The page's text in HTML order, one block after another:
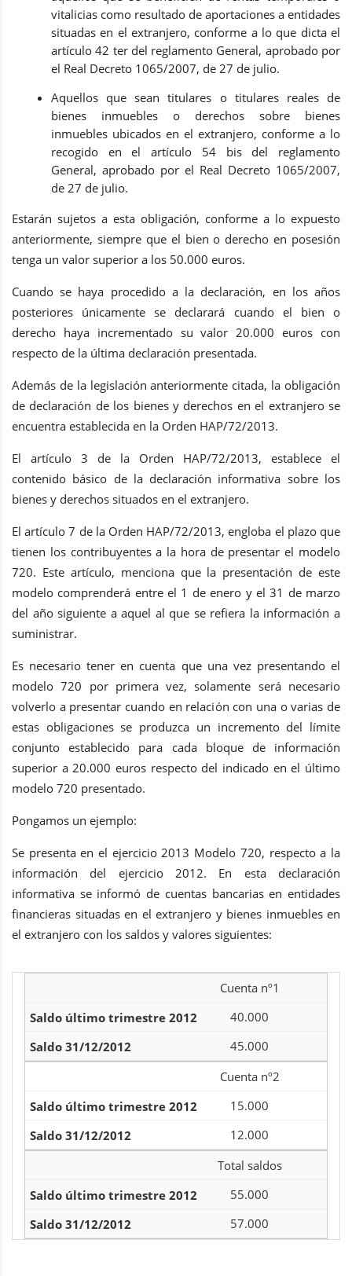
vitalicias como resultado de aportaciones a entidades
situadas en el extranjero, conforme a lo que dicta el
artículo 42 ter del reglamento General, aprobado por
el Real Decreto 1065/2007, de 27 de julio.
Aquellos que sean titulares o titulares reales de
bienes inmuebles o derechos sobre bienes
inmuebles ubicados en el extranjero, conforme a lo
recogido en el artículo 54 bis del reglamento
General, aprobado por el Real Decreto 1065/2007,
de 27 de julio.
Estarán sujetos a esta obligación, conforme a lo expuesto
anteriormente, siempre que el bien o derecho en posesión
tenga un valor superior a los 50.000 euros.
Cuando se haya procedido a la declaración, en los años
posteriores únicamente se declarará cuando el bien o
derecho haya incrementado su valor 20.000 euros con
respecto de la última declaración presentada.
Además de la legislación anteriormente citada, la obligación
de declaración de los bienes y derechos en el extranjero se
encuentra establecida en la Orden HAP/72/2013.
El artículo 3 de la Orden HAP/72/2013, establece el
contenido básico de la declaración informativa sobre los
bienes y derechos situados en el extranjero.
El artículo 7 de la Orden HAP/72/2013, engloba el plazo que
tienen los contribuyentes a la hora de presentar el modelo
720. Este artículo, menciona que la presentación de este
modelo comprenderá entre el 1 de enero y el 31 de marzo
del año siguiente a aquel al que se refiera la información a
suministrar.
Es necesario tener en cuenta que una vez presentando el
modelo 720 por primera vez, solamente será necesario
volverlo a presentar cuando en relación con una o varias de
estas obligaciones se produzca un incremento del límite
conjunto establecido para cada bloque de información
superior a 20.000 euros respecto del indicado en el último
modelo 720 presentado.
Pongamos un ejemplo:
Se presenta en el ejercicio 2013 Modelo 720, respecto a la
información del ejercicio 2012. En esta declaración
informativa se informó de cuentas bancarias en entidades
financieras situadas en el extranjero y bienes inmuebles en
el extranjero con los saldos y valores siguientes:
Cuenta nº1
40.000
45.000
Cuenta nº2
15.000
12.000
Total saldos
55.000
57.000